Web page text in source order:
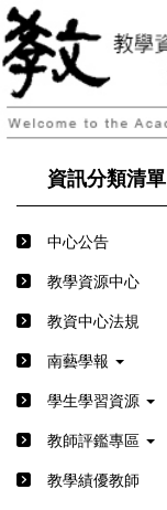
跳
到
主
要
內
容
資訊分類清單
中心公告
教學資源中心
教資中心法規
南藝學報
學生學習資源
教師評鑑專區
教學績優教師